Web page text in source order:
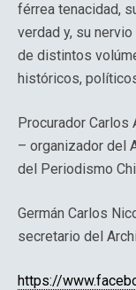
férrea tenacidad,
verdad y, su
de distintos
históricos,
Procurador Carlos
– organizador del
del Periodismo
Germán Carlos
secretario del
https://